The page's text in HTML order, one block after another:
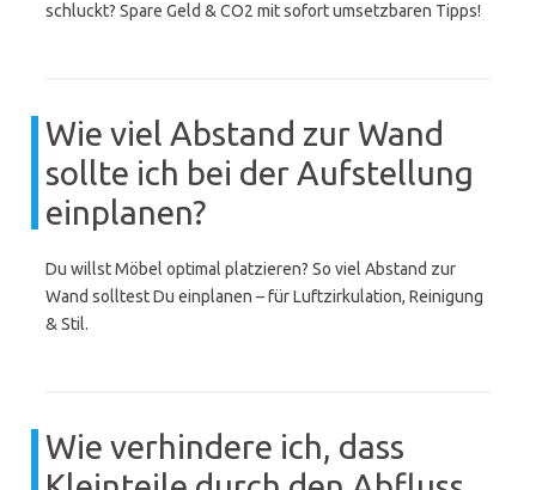
schluckt? Spare Geld & CO2 mit sofort umsetzbaren Tipps!
Wie viel Abstand zur Wand
sollte ich bei der Aufstellung
einplanen?
Du willst Möbel optimal platzieren? So viel Abstand zur
Wand solltest Du einplanen – für Luftzirkulation, Reinigung
& Stil.
Wie verhindere ich, dass